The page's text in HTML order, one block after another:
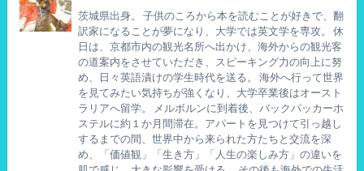
茨城県出身。 子供のころから本を読むことが好きで、翻
訳家になることが夢になり、大学では英文学を専攻。 休
日は、京都市内の観光名所へ出かけ、海外からの観光客
の道案内をさせていただき、スピーキング力の向上に努
め、日々英語漬けの学生時代を送る。 海外へ行って世界
を見てみたい気持ちが強くなり、大学卒業後はオースト
ラリアへ留学。 メルボルンに到着後、バックパッカーホ
ステルに約１か月間滞在。アパートを見つけて引っ越し
するまでの間、世界中から来られた方たちと交流を深
め、「価値観」「生き方」「人生の楽しみ方」の違いを